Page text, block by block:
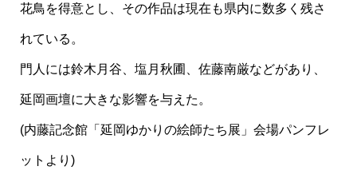
花鳥を得意とし、その作品は現在も県内に数多く残さ
れている。
門人には鈴木月谷、塩月秋圃、佐藤南厳などがあり、
延岡画壇に大きな影響を与えた。
(内藤記念館「延岡ゆかりの絵師たち展」会場パンフレ
ットより)